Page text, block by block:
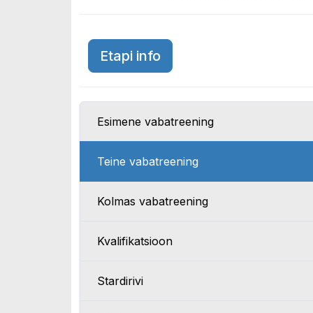
Etapi infoAraabia
Esimene vabatreening
Teine vabatreening
Kolmas vabatreening
Kvalifikatsioon
Stardirivi